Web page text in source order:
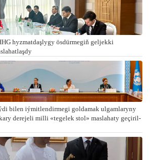
hyzmatdaşlygy ösdürmegiň geljekki
bi­len iý­mit­len­dir­me­gi gol­da­mak ul­gam­la­ry­ny
de­re­je­li milli «te­ge­lek stol» mas­la­ha­ty ge­çi­ril­